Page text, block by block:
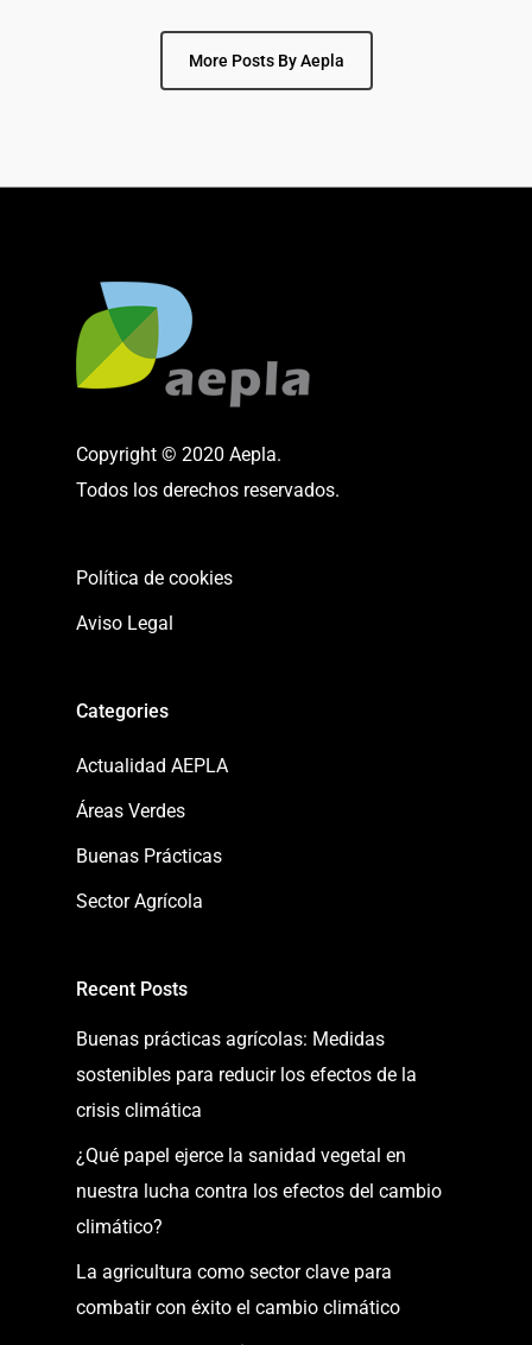
More Posts By Aepla
Copyright © 2020 Aepla.
Todos los derechos reservados.
Política de cookies
Aviso Legal
Categories
Actualidad AEPLA
Áreas Verdes
Buenas Prácticas
Sector Agrícola
Recent Posts
Buenas prácticas agrícolas: Medidas
sostenibles para reducir los efectos de la
crisis climática
¿Qué papel ejerce la sanidad vegetal en
nuestra lucha contra los efectos del cambio
climático?
La agricultura como sector clave para
combatir con éxito el cambio climático